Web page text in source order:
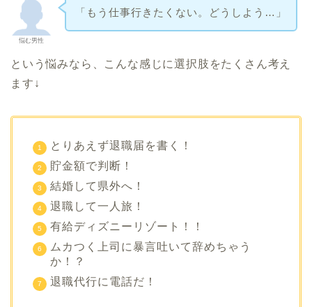
悩む男性
「もう仕事行きたくない。どうしよう…」
という悩みなら、こんな感じに選択肢をたくさん考え
ます↓
とりあえず退職届を書く！
貯金額で判断！
結婚して県外へ！
退職して一人旅！
有給ディズニーリゾート！！
ムカつく上司に暴言吐いて辞めちゃう
か！？
退職代行に電話だ！